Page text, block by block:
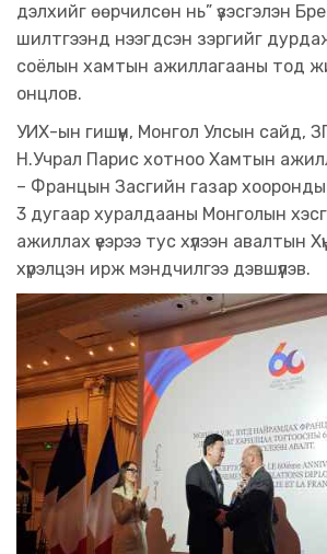
дэлхийг өөрчилсөн нь” үзэсгэлэн
шилтгээнд нээгдсэн зэргийг
соёлын хамтын ажиллагааны тод
онцлов.
УИХ-ын гишүүн, Монгол Улсын сайд,
Н.Учрал Парис хотноо Хамтын
– Францын Засгийн газар
3 дугаар хуралдааны Монголын
ажиллах үеэрээ тус хүлээн авалтын
хүрэлцэн ирж мэндчилгээ дэвшүүлэв.